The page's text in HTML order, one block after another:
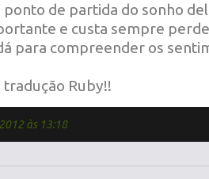
ponto de partida do sonho
e custa sempre
para compreender os
Ruby!!
às 13:18